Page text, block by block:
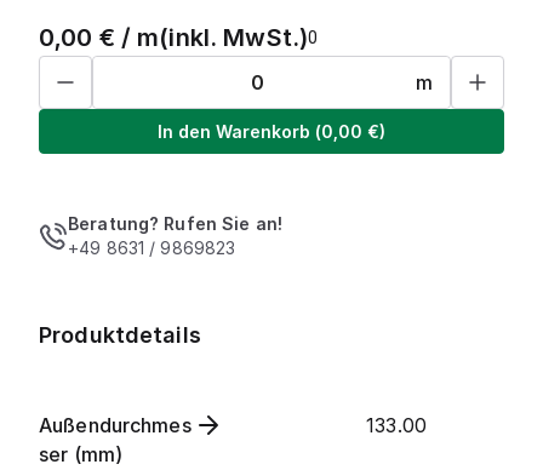
0
0,00 € / m(inkl. MwSt.)
m
In den Warenkorb (0,00 €)
Beratung? Rufen Sie an!
+49 8631 / 9869823
Produktdetails
Außendurchmes
ser (mm)
133.00